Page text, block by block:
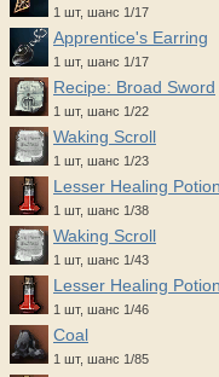
1 шт, шанс 1/17
Apprentice's Earring
1 шт, шанс 1/17
Recipe: Broad Sword
1 шт, шанс 1/22
Waking Scroll
1 шт, шанс 1/23
Lesser Healing Potion
1 шт, шанс 1/38
Waking Scroll
1 шт, шанс 1/43
Lesser Healing Potion
1 шт, шанс 1/46
Coal
1 шт, шанс 1/85